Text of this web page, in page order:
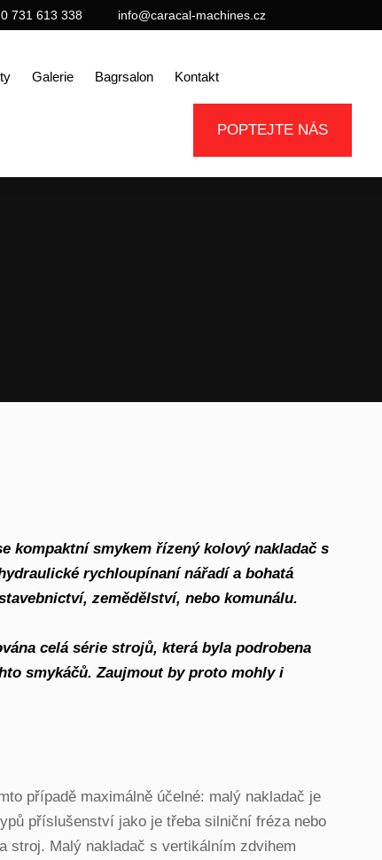
731 613 338 info@caracal-machines.cz
Galerie Bagrsalon Kontakt
POPTEJTE NÁS
kompaktní smykem řízený kolový nakladač s
rychloupínaní nářadí a bohatá
zemědělství, nebo komunálu.
celá série strojů, která byla podrobena
smykáčů. Zaujmout by proto mohly i
případě maximálně účelné: malý nakladač je
příslušenství jako je třeba silniční fréza nebo
stroj. Malý nakladač s vertikálním zdvihem